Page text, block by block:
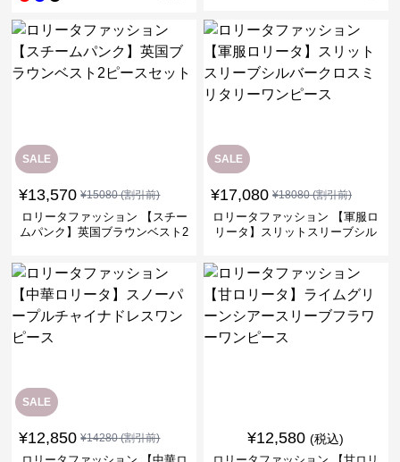
SALE
¥13,570 ¥15080(割引前)
ロリータファッション 【スチー
ムパンク】英国ブラウンベスト2
SALE
¥17,080 ¥18080(割引前)
ロリータファッション 【軍服ロ
リータ】スリットスリーブシル
SALE
¥12,850 ¥14280(割引前) ¥12,580 (税込)